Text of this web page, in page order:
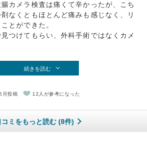
カメラ検査は痛くて辛かったが、こち
なくともほとんど痛みも感じなく、リ
とができた。
つけてもらい、外科手術ではなくカメ
続きを読む
月投稿 12人が参考になった
コミをもっと読む (8件)